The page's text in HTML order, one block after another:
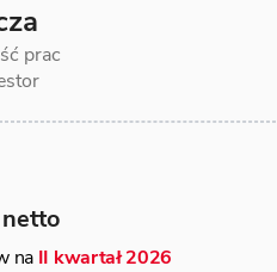
prac
netto
na II kwartał 2026